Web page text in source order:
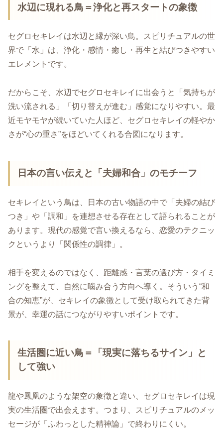
水辺に現れる鳥＝浄化と再スタートの象徴
セグロセキレイは水辺と縁が深い鳥。スピリチュアルの世
界で「水」は、浄化・感情・癒し・再生と結びつきやすい
エレメントです。
だからこそ、水辺でセグロセキレイに出会うと「気持ちが
洗い流される」「切り替えが進む」感覚になりやすい。最
近モヤモヤが続いていた人ほど、セグロセキレイの軽やか
さが“心の重さ”をほどいてくれる合図になります。
日本の言い伝えと「夫婦和合」のモチーフ
セキレイという鳥は、日本の古い物語の中で「夫婦の結び
つき」や「調和」を連想させる存在として語られることが
あります。現代の感覚で言い換えるなら、恋愛のテクニッ
クというより「関係性の調律」。
相手を変えるのではなく、距離感・言葉の選び方・タイミ
ングを整えて、自然に噛み合う方向へ導く。そういう“和
合の知恵”が、セキレイの象徴として受け取られてきた背
景が、幸運の話につながりやすいポイントです。
生活圏に近い鳥＝「現実に落ちるサイン」と
して強い
龍や鳳凰のような架空の象徴と違い、セグロセキレイは現
実の生活圏で出会えます。つまり、スピリチュアルのメッ
セージが「ふわっとした精神論」で終わりにくい。